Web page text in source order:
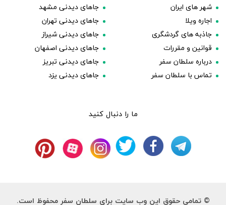
شهر های ایران
اجاره ویلا
جاذبه های گردشگری
قوانین و مقررات
درباره سلطان سفر
تماس با سلطان سفر
جاهای دیدنی مشهد
جاهای دیدنی تهران
جاهای دیدنی شیراز
جاهای دیدنی اصفهان
جاهای دیدنی تبریز
جاهای دیدنی یزد
ما را دنبال کنید
© تمامی حقوق این وب سایت برای سلطان سفر محفوظ است.